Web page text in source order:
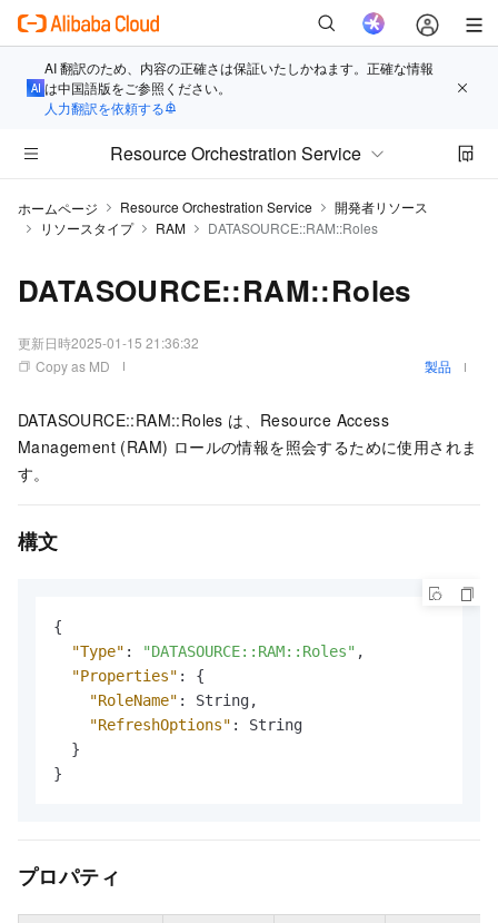
AI 翻訳のため、内容の正確さは保証いたしかねます。正確な情報
は中国語版をご参照ください。
人力翻訳を依頼する
Resource Orchestration Service
ホームページ Resource Orchestration Service
開発者リソース
リソースタイプ
RAM DATASOURCE::RAM::Roles
DATASOURCE::RAM::Roles
更新日時2025-01-15 21:36:32
Copy as MD
製品
DATASOURCE::RAM::Roles は、Resource Access
Management (RAM) ロールの情報を照会するために使用されま
す。
構文
{
"Type" : "DATASOURCE::RAM::Roles" ,
"Properties" :
{
"RoleName" : String,
"RefreshOptions" :
String
}
}
プロパティ